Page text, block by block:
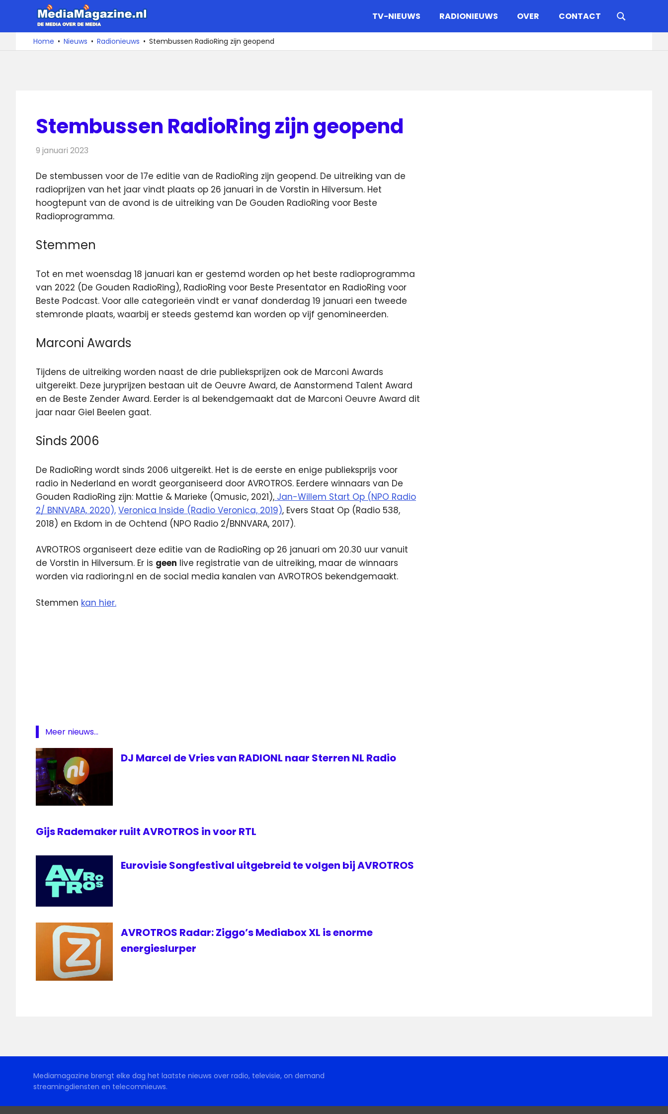
de
De
media
over
TV-NIEUWS RADIONIEUWS OVER CONTACT
Home Nieuws Radionieuws Stembussen RadioRing zijn geopend
Stembussen RadioRing zijn geopend
9 januari 2023
De stembussen voor de 17e editie van de RadioRing zijn geopend. De uitreiking van de
radioprijzen van het jaar vindt plaats op 26 januari in de Vorstin in Hilversum. Het
hoogtepunt van de avond is de uitreiking van De Gouden RadioRing voor Beste
Radioprogramma.
Stemmen
Tot en met woensdag 18 januari kan er gestemd worden op het beste radioprogramma
van 2022 (De Gouden RadioRing), RadioRing voor Beste Presentator en RadioRing voor
Beste Podcast. Voor alle categorieën vindt er vanaf donderdag 19 januari een tweede
stemronde plaats, waarbij er steeds gestemd kan worden op vijf genomineerden.
Marconi Awards
Tijdens de uitreiking worden naast de drie publieksprijzen ook de Marconi Awards
uitgereikt. Deze juryprijzen bestaan uit de Oeuvre Award, de Aanstormend Talent Award
en de Beste Zender Award. Eerder is al bekendgemaakt dat de Marconi Oeuvre Award dit
jaar naar Giel Beelen gaat.
Sinds 2006
De RadioRing wordt sinds 2006 uitgereikt. Het is de eerste en enige publieksprijs voor
radio in Nederland en wordt georganiseerd door AVROTROS. Eerdere winnaars van De
Gouden RadioRing zijn: Mattie & Marieke (Qmusic, 2021), Jan-Willem Start Op (NPO Radio
2/ BNNVARA, 2020), Veronica Inside (Radio Veronica, 2019), Evers Staat Op (Radio 538,
2018) en Ekdom in de Ochtend (NPO Radio 2/BNNVARA, 2017).
AVROTROS organiseert deze editie van de RadioRing op 26 januari om 20.30 uur vanuit
de Vorstin in Hilversum. Er is geen live registratie van de uitreiking, maar de winnaars
worden via radioring.nl en de social media kanalen van AVROTROS bekendgemaakt.
Stemmen kan hier.
Meer nieuws...
DJ Marcel de Vries van RADIONL naar Sterren NL Radio
Gijs Rademaker ruilt AVROTROS in voor RTL
Eurovisie Songfestival uitgebreid te volgen bij AVROTROS
AVROTROS Radar: Ziggo’s Mediabox XL is enorme
energieslurper
Mediamagazine brengt elke dag het laatste nieuws over radio, televisie, on demand
streamingdiensten en telecomnieuws.